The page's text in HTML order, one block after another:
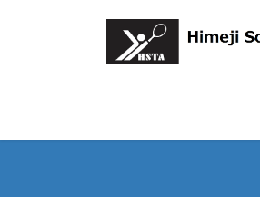
ス
ン